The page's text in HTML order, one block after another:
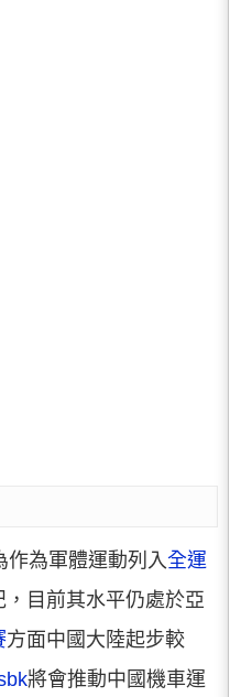
作為軍體運動列入全運
目前其水平仍處於亞
方面中國大陸起步較
將會推動中國機車運